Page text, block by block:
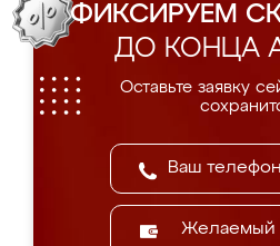
ФИКСИРУЕМ
ДО КОНЦА
Оставьте заявку
Желаемый